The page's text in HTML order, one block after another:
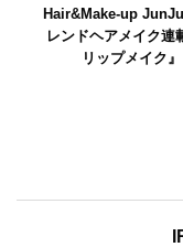
Hair&Make-up
レンドヘアメイク連
リップメイク』